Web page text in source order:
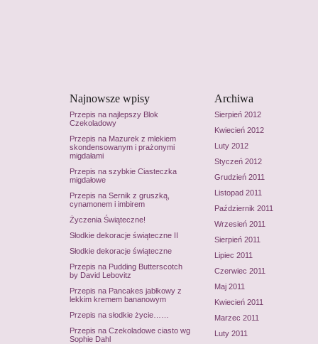
Najnowsze wpisy
Przepis na najlepszy Blok
Czekoladowy
Przepis na Mazurek z mlekiem
skondensowanym i prażonymi
migdałami
Przepis na szybkie Ciasteczka
migdałowe
Przepis na Sernik z gruszką,
cynamonem i imbirem
Życzenia Świąteczne!
Słodkie dekoracje świąteczne II
Słodkie dekoracje świąteczne
Przepis na Pudding Butterscotch
by David Lebovitz
Przepis na Pancakes jabłkowy z
lekkim kremem bananowym
Przepis na słodkie życie……
Przepis na Czekoladowe ciasto wg
Sophie Dahl
Archiwa
Sierpień 2012
Kwiecień 2012
Luty 2012
Styczeń 2012
Grudzień 2011
Listopad 2011
Październik 2011
Wrzesień 2011
Sierpień 2011
Lipiec 2011
Czerwiec 2011
Maj 2011
Kwiecień 2011
Marzec 2011
Luty 2011